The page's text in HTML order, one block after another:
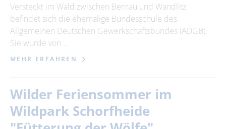
Versteckt im Wald zwischen Bernau und Wandlitz
befindet sich die ehemalige Bundesschule des
Allgemeinen Deutschen Gewerkschaftsbundes (ADGB).
Sie wurde von …
MEHR ERFAHREN
Wilder Feriensommer im
Wildpark Schorfheide